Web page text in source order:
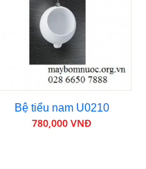
Bệ tiểu nam U0210
780,000 VNĐ